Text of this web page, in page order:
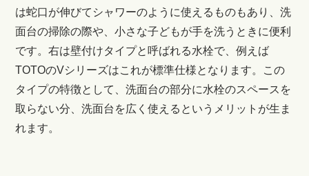
は蛇口が伸びてシャワーのように使えるものもあり、洗
面台の掃除の際や、小さな子どもが手を洗うときに便利
です。右は壁付けタイプと呼ばれる水栓で、例えば
TOTOのVシリーズはこれが標準仕様となります。この
タイプの特徴として、洗面台の部分に水栓のスペースを
取らない分、洗面台を広く使えるというメリットが生ま
れます。